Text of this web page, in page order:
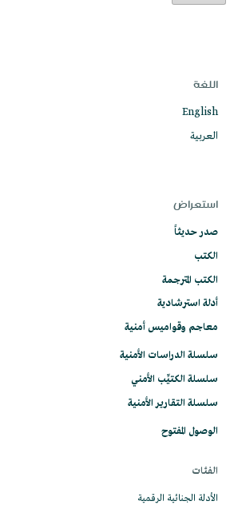
اللغة
English
العربية
استعراض
صدر حديثاً
الكتب
الكتب المترجمة
أدلة استرشادية
معاجم وقواميس أمنية
سلسلة الدراسات الأمنية
سلسلة الكتيِّب الأمني
سلسلة التقارير الأمنية
الوصول المفتوح
الفئات
الأدلة الجنائية الرقمية